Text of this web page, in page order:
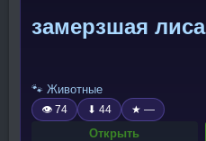
замерзшая лиса
🐾 Животные
👁 74 ⬇ 44 ★ —
Открыть